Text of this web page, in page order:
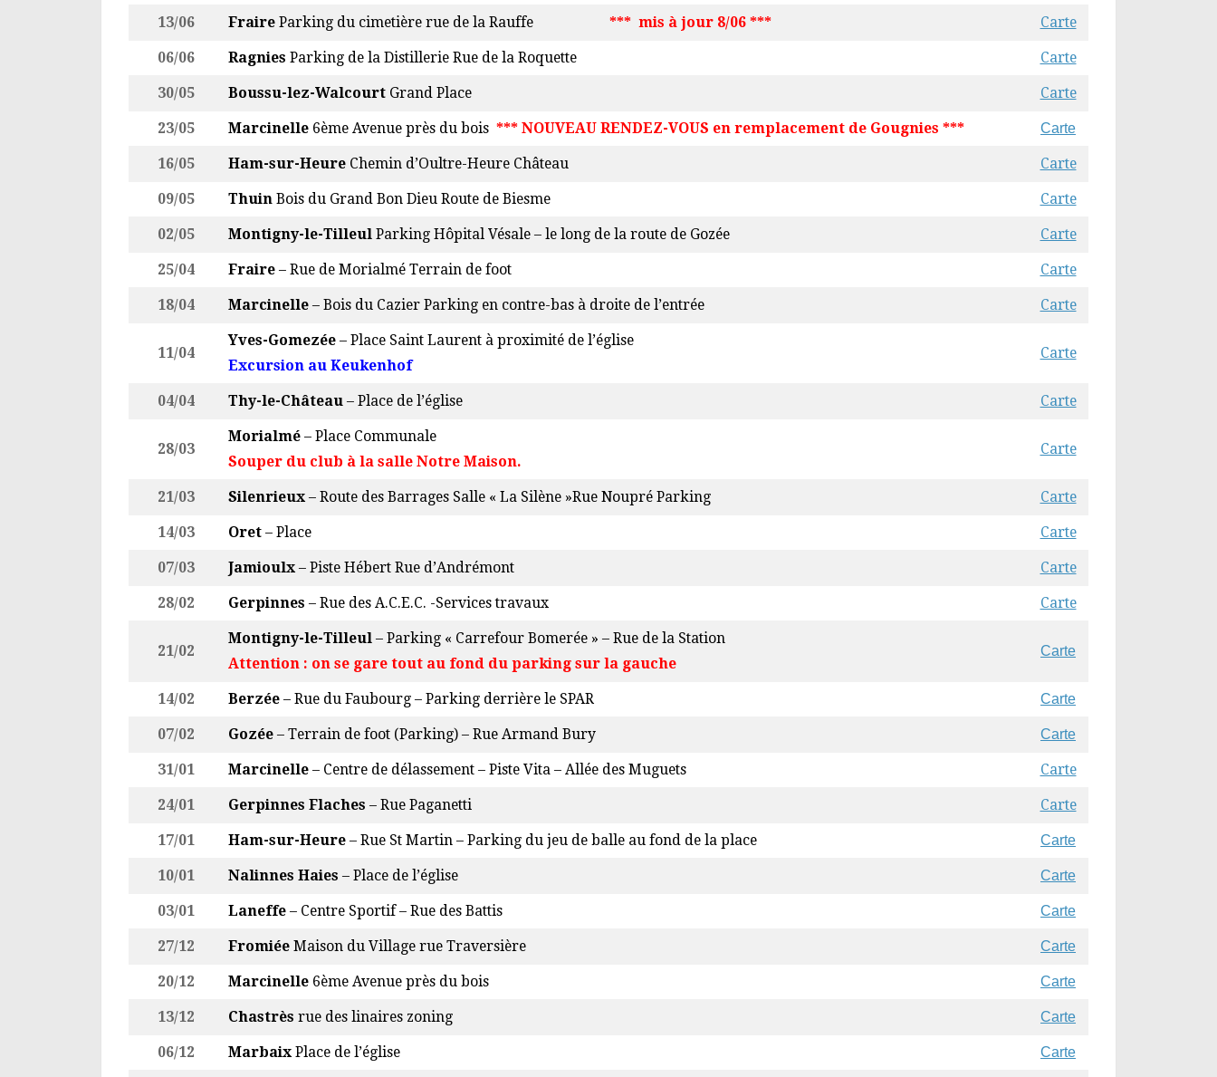
13/06 Fraire Parking du cimetière rue de la Rauffe *** mis à jour 8/06 *** Carte
06/06 Ragnies Parking de la Distillerie Rue de la Roquette Carte
30/05 Boussu-lez-Walcourt Grand Place Carte
23/05 Marcinelle 6ème Avenue près du bois *** NOUVEAU RENDEZ-VOUS en remplacement de Gougnies *** Carte
16/05 Ham-sur-Heure Chemin d’Oultre-Heure Château Carte
09/05 Thuin Bois du Grand Bon Dieu Route de Biesme Carte
02/05 Montigny-le-Tilleul Parking Hôpital Vésale – le long de la route de Gozée Carte
25/04 Fraire – Rue de Morialmé Terrain de foot Carte
18/04 Marcinelle – Bois du Cazier Parking en contre-bas à droite de l’entrée Carte
11/04
Yves-Gomezée – Place Saint Laurent à proximité de l’église
Excursion au Keukenhof
Carte
04/04 Thy-le-Château – Place de l’église Carte
28/03
Morialmé – Place Communale
Souper du club à la salle Notre Maison.
Carte
21/03 Silenrieux – Route des Barrages Salle « La Silène »Rue Noupré Parking Carte
14/03 Oret – Place Carte
07/03 Jamioulx – Piste Hébert Rue d’Andrémont Carte
28/02 Gerpinnes – Rue des A.C.E.C. -Services travaux Carte
21/02
Montigny-le-Tilleul – Parking « Carrefour Bomerée » – Rue de la Station
Attention : on se gare tout au fond du parking sur la gauche
Carte
14/02 Berzée – Rue du Faubourg – Parking derrière le SPAR Carte
07/02 Gozée – Terrain de foot (Parking) – Rue Armand Bury Carte
31/01 Marcinelle – Centre de délassement – Piste Vita – Allée des Muguets Carte
24/01 Gerpinnes Flaches – Rue Paganetti Carte
17/01 Ham-sur-Heure – Rue St Martin – Parking du jeu de balle au fond de la place Carte
10/01 Nalinnes Haies – Place de l’église Carte
03/01 Laneffe – Centre Sportif – Rue des Battis Carte
27/12 Fromiée Maison du Village rue Traversière Carte
20/12 Marcinelle 6ème Avenue près du bois Carte
13/12 Chastrès rue des linaires zoning Carte
06/12 Marbaix Place de l’église Carte